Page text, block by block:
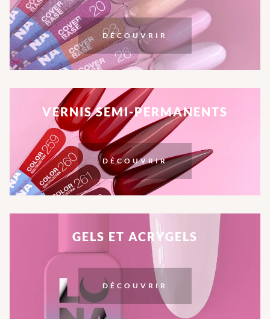
DÉCOUVRIR
VERNIS SEMI-PERMANENTS
DÉCOUVRIR
GELS ET ACRYGELS
DÉCOUVRIR